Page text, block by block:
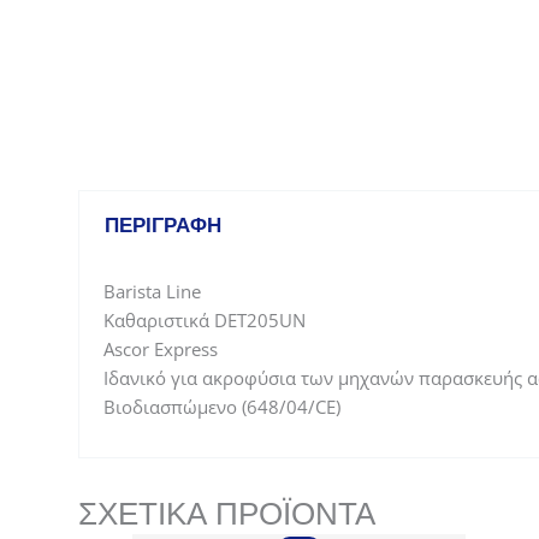
ΠΕΡΙΓΡΑΦΉ
Barista Line
Καθαριστικά DET205UN
Ascor Express
Ιδανικό για ακροφύσια των μηχανών παρασκευής
Βιοδιασπώμενο (648/04/CE)
ΣΧΕΤΙΚΆ ΠΡΟΪΌΝΤΑ